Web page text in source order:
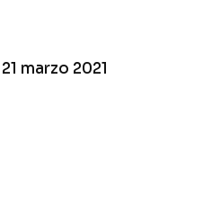
marzo 2021